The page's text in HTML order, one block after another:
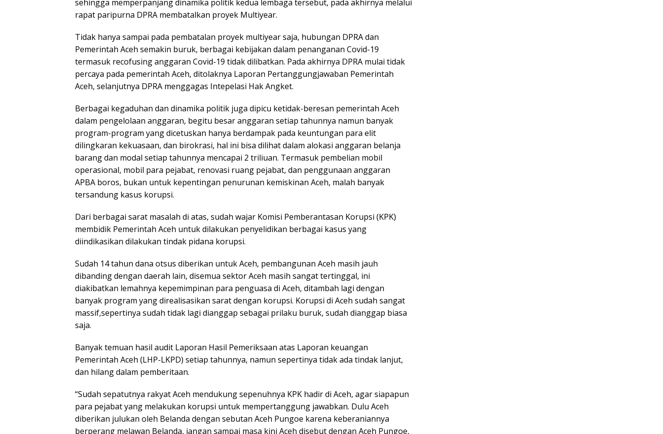
sehingga memperpanjang dinamika politik kedua lembaga tersebut, pada akhirnya melalui
rapat paripurna DPRA membatalkan proyek Multiyear.
Tidak hanya sampai pada pembatalan proyek multiyear saja, hubungan DPRA dan
Pemerintah Aceh semakin buruk, berbagai kebijakan dalam penanganan Covid-19
termasuk recofusing anggaran Covid-19 tidak dilibatkan. Pada akhirnya DPRA mulai tidak
percaya pada pemerintah Aceh, ditolaknya Laporan Pertanggungjawaban Pemerintah
Aceh, selanjutnya DPRA menggagas Intepelasi Hak Angket.
Berbagai kegaduhan dan dinamika politik juga dipicu ketidak-beresan pemerintah Aceh
dalam pengelolaan anggaran, begitu besar anggaran setiap tahunnya namun banyak
program-program yang dicetuskan hanya berdampak pada keuntungan para elit
dilingkaran kekuasaan, dan birokrasi, hal ini bisa dilihat dalam alokasi anggaran belanja
barang dan modal setiap tahunnya mencapai 2 triliuan. Termasuk pembelian mobil
operasional, mobil para pejabat, renovasi ruang pejabat, dan penggunaan anggaran
APBA boros, bukan untuk kepentingan penurunan kemiskinan Aceh, malah banyak
tersandung kasus korupsi.
Dari berbagai sarat masalah di atas, sudah wajar Komisi Pemberantasan Korupsi (KPK)
membidik Pemerintah Aceh untuk dilakukan penyelidikan berbagai kasus yang
diindikasikan dilakukan tindak pidana korupsi.
Sudah 14 tahun dana otsus diberikan untuk Aceh, pembangunan Aceh masih jauh
dibanding dengan daerah lain, disemua sektor Aceh masih sangat tertinggal, ini
diakibatkan lemahnya kepemimpinan para penguasa di Aceh, ditambah lagi dengan
banyak program yang direalisasikan sarat dengan korupsi. Korupsi di Aceh sudah sangat
massif,sepertinya sudah tidak lagi dianggap sebagai prilaku buruk, sudah dianggap biasa
saja.
Banyak temuan hasil audit Laporan Hasil Pemeriksaan atas Laporan keuangan
Pemerintah Aceh (LHP-LKPD) setiap tahunnya, namun sepertinya tidak ada tindak lanjut,
dan hilang dalam pemberitaan.
“Sudah sepatutnya rakyat Aceh mendukung sepenuhnya KPK hadir di Aceh, agar siapapun
para pejabat yang melakukan korupsi untuk mempertanggung jawabkan. Dulu Aceh
diberikan julukan oleh Belanda dengan sebutan Aceh Pungoe karena keberaniannya
berperang melawan Belanda, jangan sampai masa kini Aceh disebut dengan Aceh Pungoe,